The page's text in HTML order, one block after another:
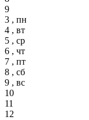
9
3 , пн
4 , вт
5 , ср
6 , чт
7 , пт
8 , сб
9 , вс
10
11
12